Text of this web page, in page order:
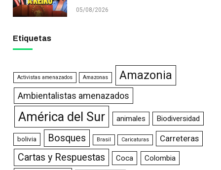
05/08/2026
Etiquetas
Activistas amenazados Amazonas Amazonia
Ambientalistas amenazados
América del Sur animales Biodiversidad
bolivia Bosques Brasil Caricaturas Carreteras
Cartas y Respuestas Coca Colombia